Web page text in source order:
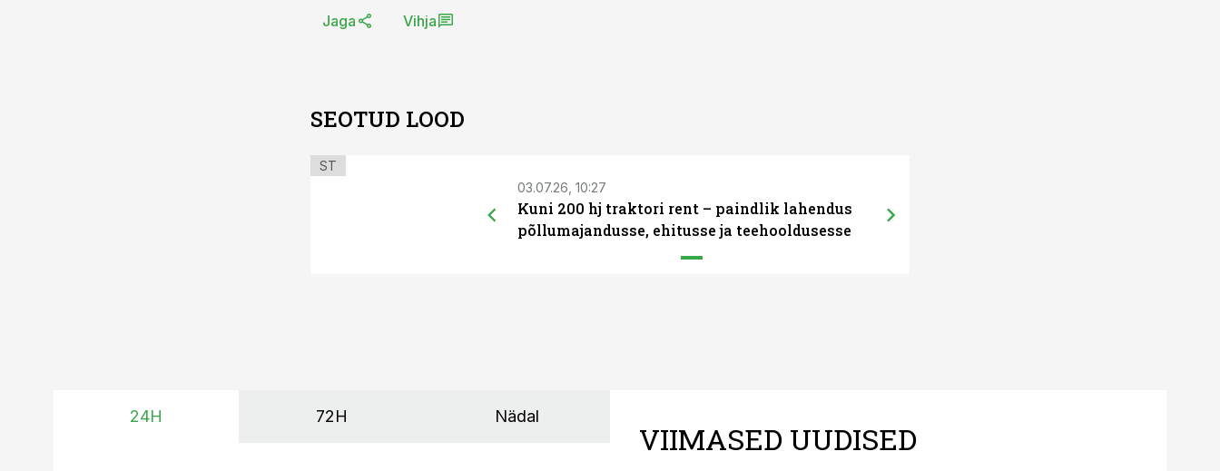
Jaga Vihja
SEOTUD LOOD
ST
03.07.26, 10:27
Kuni 200 hj traktori rent – paindlik lahendus
põllumajandusse, ehitusse ja teehooldusesse
24H 72H Nädal
VIIMASED UUDISED